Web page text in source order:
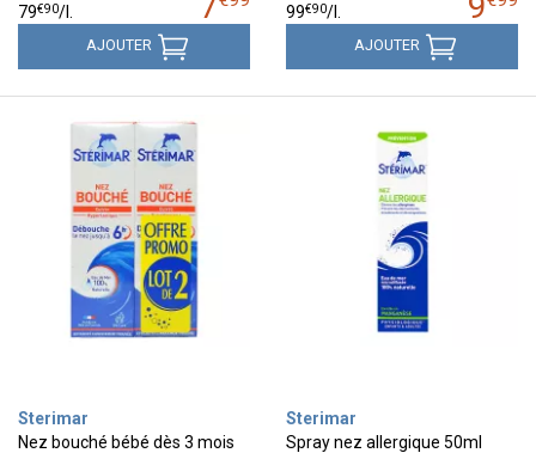
79€90/l.
AJOUTER
99€90/l.
AJOUTER
Sterimar
Nez bouché bébé dès 3 mois
Sterimar
Spray nez allergique 50ml